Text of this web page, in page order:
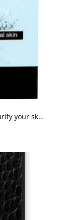
Sence beauty exfoliate & purify your skin face mask peel-off charcoal normal skin 5x8g